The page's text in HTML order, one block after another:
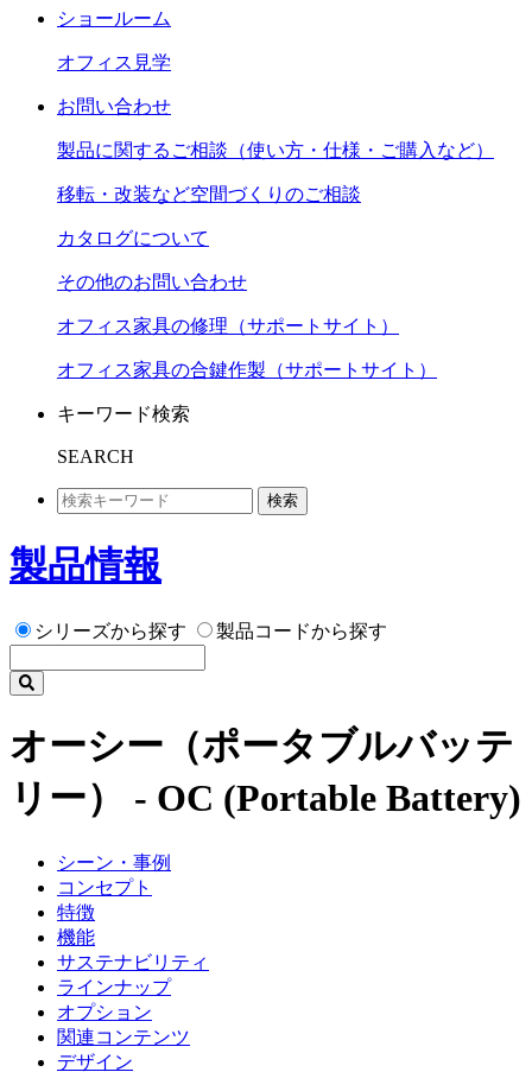
ショールーム
オフィス見学
お問い合わせ
製品に関するご相談（使い方・仕様・ご購入など）
移転・改装など空間づくりのご相談
カタログについて
その他のお問い合わせ
オフィス家具の修理（サポートサイト）
オフィス家具の合鍵作製（サポートサイト）
キーワード検索
SEARCH
検索
製品情報
シリーズから探す 製品コードから探す
オーシー（ポータブルバッテ
リー） - OC (Portable Battery)
シーン・事例
コンセプト
特徴
機能
サステナビリティ
ラインナップ
オプション
関連コンテンツ
デザイン